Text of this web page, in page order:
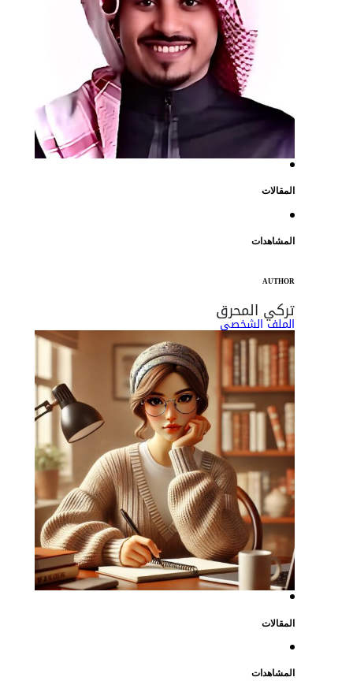
المقالات
المشاهدات
AUTHOR
تركي المحرق
الملف الشخصي
المقالات
المشاهدات